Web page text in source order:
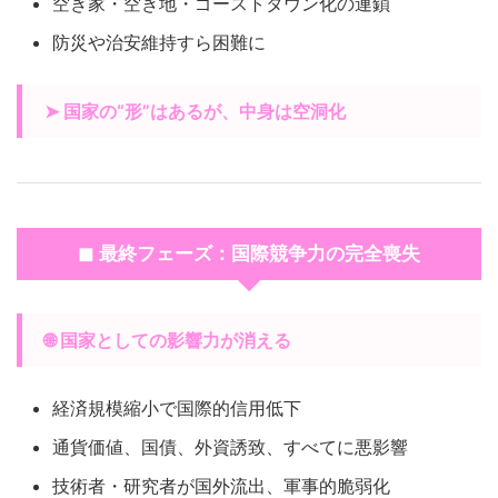
防災や治安維持すら困難に
➤ 国家の“形”はあるが、中身は空洞化
◼ 最終フェーズ：国際競争力の完全喪失
🌐 国家としての影響力が消える
経済規模縮小で国際的信用低下
通貨価値、国債、外資誘致、すべてに悪影響
技術者・研究者が国外流出、軍事的脆弱化